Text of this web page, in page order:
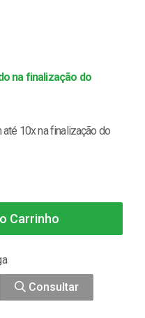
na finalização do
10x na finalização do
Carrinho
Consultar